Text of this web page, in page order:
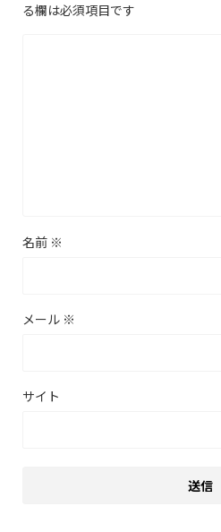
る欄は必須項目です
名前 ※
メール ※
サイト